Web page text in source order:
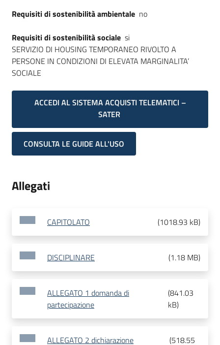
Requisiti di sostenibilità ambientale no
Requisiti di sostenibilità sociale si
SERVIZIO DI HOUSING TEMPORANEO RIVOLTO A
PERSONE IN CONDIZIONI DI ELEVATA MARGINALITA’
SOCIALE
ACCEDI AL SISTEMA ACQUISTI TELEMATICI –
SATER
CONSULTA LE GUIDE ALL'USO
Allegati
CAPITOLATO (1018.93 kB)
DISCIPLINARE (1.18 MB)
ALLEGATO 1 domanda di
partecipazione
(841.03
kB)
ALLEGATO 2 dichiarazione (518.55